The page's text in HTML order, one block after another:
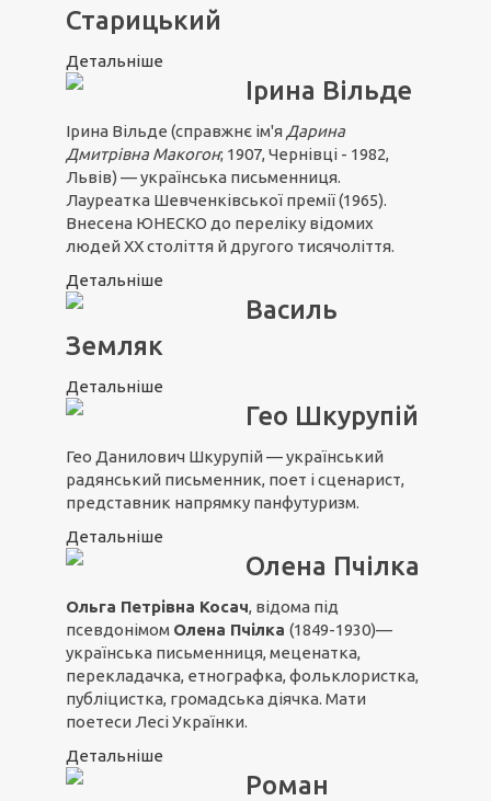
Старицький
Детальніше
Ірина Вільде
Ірина Вільде (справжнє ім'я Дарина
Дмитрівна Макогон; 1907, Чернівці - 1982,
Львів) — українська письменниця.
Лауреатка Шевченківської премії (1965).
Внесена ЮНЕСКО до переліку відомих
людей XX століття й другого тисячоліття.
Детальніше
Василь
Земляк
Детальніше
Гео Шкурупій
Гео Данилович Шкурупій — український
радянський письменник, поет і сценарист,
представник напрямку панфутуризм.
Детальніше
Олена Пчілка
Ольга Петрівна Косач, відома під
псевдонімом Олена Пчілка (1849-1930)—
українська письменниця, меценатка,
перекладачка, етнографка, фольклористка,
публіцистка, громадська діячка. Мати
поетеси Лесі Українки.
Детальніше
Роман